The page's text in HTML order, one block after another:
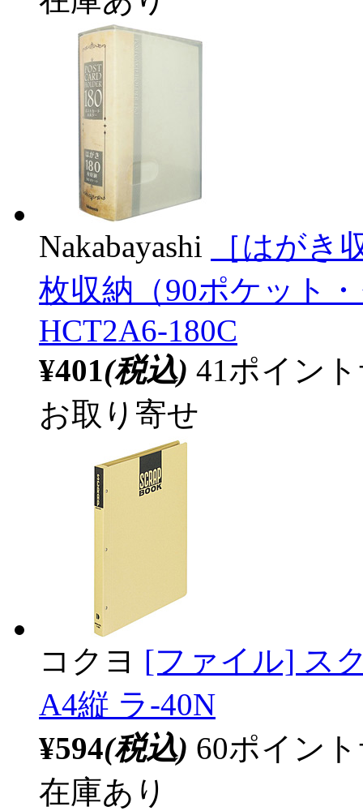
Nakabayashi
［はが
枚収納（90ポケット
HCT2A6-180C
¥401(税込) 41ポイン
お取り寄せ
コクヨ [ファイル] ス
A4縦 ラ-40N
¥594(税込) 60ポイン
在庫あり